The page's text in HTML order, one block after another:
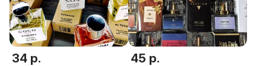
34 р. 45 р.